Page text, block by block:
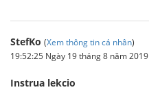
StefKo (Xem thông tin cá nhân)
19:52:25 Ngày 19 tháng 8 năm 2019
Instrua lekcio